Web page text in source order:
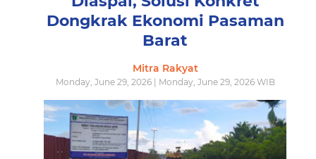
Dongkrak Ekonomi Pasaman
Barat
Mitra Rakyat
Monday, June 29, 2026 | Monday, June 29, 2026 WIB